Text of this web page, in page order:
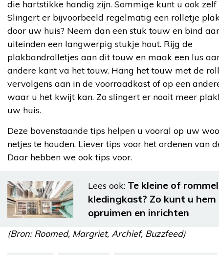
die hartstikke handig zijn. Sommige kunt u ook zelf
Slingert er bijvoorbeeld regelmatig een rolletje
door uw huis? Neem dan een stuk touw en bind
uiteinden een langwerpig stukje hout. Rijg de
plakbandrolletjes aan dit touw en maak een lus
andere kant va het touw. Hang het touw met de
vervolgens aan in de voorraadkast of op een
waar u het kwijt kan. Zo slingert er nooit meer
uw huis.
Deze bovenstaande tips helpen u vooral op uw
netjes te houden. Liever tips voor het ordenen van
Daar hebben we ook tips voor.
Lees ook: Te kleine of
kledingkast? Zo kunt u
opruimen en inrichten
(Bron: Roomed, Margriet, Archief, Buzzfeed)